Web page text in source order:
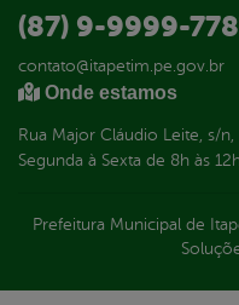
(87) 9-9999-
contato@itapetim.pe.gov.br
Onde estamos
Rua Major Cláudio Leite, s/
Segunda à Sexta de 8h às
Prefeitura Municipal de